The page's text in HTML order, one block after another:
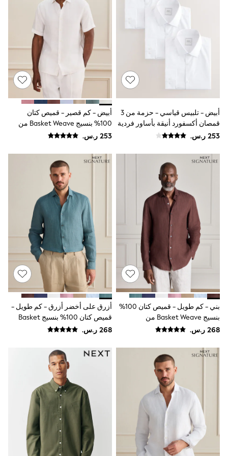
Baker by Ted Baker
Boden
Lipsy
Mint Velvet
Monsoon
All Boys Schoolwear
Shoes
Shorts
Shirts
Polo Shirts
Sweatshirts & Jumpers
Underwear
Socks
Multipacks
All Boys Sport & Swimwear
Trainers & Pumps
Swimwear
Tops
Shorts
Joggers
adidas
Nike
All Girls Schoolwear
Shoes
Dresses
Trousers
Skirts
Shirts
Polo Shirts
Sweatshirts
Coats & Jackets
Underwear
Socks & Tights
Multipacks
All Girls Sports & Swimwear
Trainers & Pumps
Swimwear
Shorts
Joggers
أبيض - تلبيس قياسي - حزمة من 3
قمصان أكسفورد أنيقة بأساور فردية
سهلة العناية
أبيض - كم قصير - قميص كتان
100% بنسيج Basket Weave من
Signature
بني - كم طويل - قميص كتان 100%
بنسيج Basket Weave من
Signature
أزرق على أخضر أزرق - كم طويل -
قميص كتان 100% بنسيج Basket
Weave من Signature